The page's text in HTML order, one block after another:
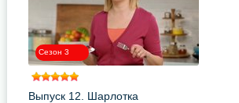
Сезон 3
Выпуск 12. Шарлотка